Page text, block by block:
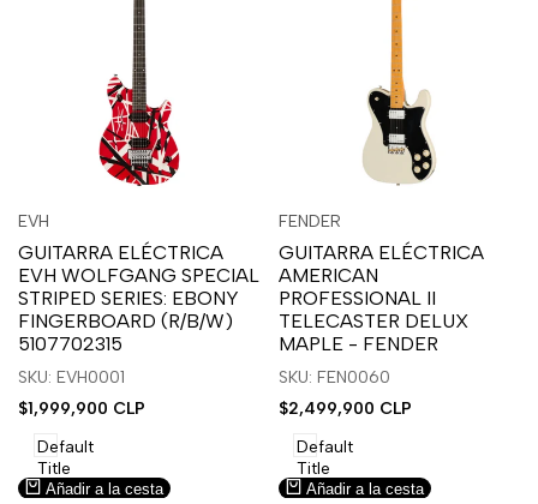
sesión
para
usar
la
lista
deseos.
para
usar
Compare
Proveedor:
EVH
GUITARRA ELÉCTRICA
EVH WOLFGANG SPECIAL
STRIPED SERIES: EBONY
FINGERBOARD (R/B/W)
5107702315
SKU: EVH0001
Precio
venta
$1,999,900 CLP
Default
Title
Añadir a la cesta
sesión
para
usar
la
lista
deseos.
sesión
para
usar
Compare
Vista
Proveedor:
FENDER
GUITARRA ELÉCTRICA
AMERICAN
PROFESSIONAL II
TELECASTER DELUX
MAPLE - FENDER
SKU: FEN0060
Precio
venta
$2,499,900 CLP
Default
Title
Añadir a la cesta